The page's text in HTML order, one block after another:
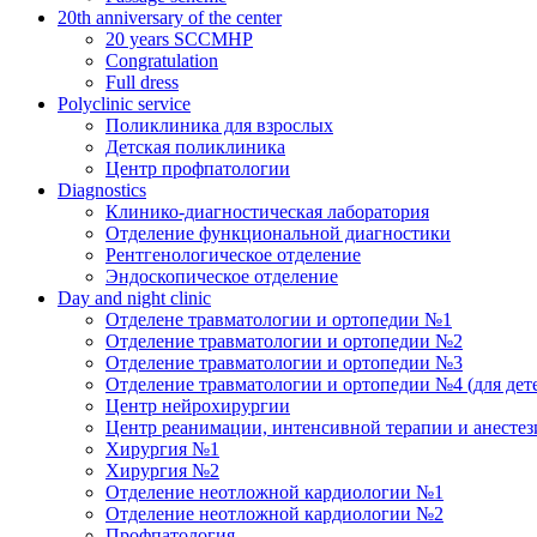
20th anniversary of the center
20 years SCCMHP
Congratulation
Full dress
Polyclinic service
Поликлиника для взрослых
Детская поликлиника
Центр профпатологии
Diagnostics
Клинико-диагностическая лаборатория
Отделение функциональной диагностики
Рентгенологическое отделение
Эндоскопическое отделение
Day and night clinic
Отделене травматологии и ортопедии №1
Отделение травматологии и ортопедии №2
Отделение травматологии и ортопедии №3
Отделение травматологии и ортопедии №4 (для
Центр нейрохирургии
Центр реанимации, интенсивной терапии и
Хирургия №1
Хирургия №2
Отделение неотложной кардиологии №1
Отделение неотложной кардиологии №2